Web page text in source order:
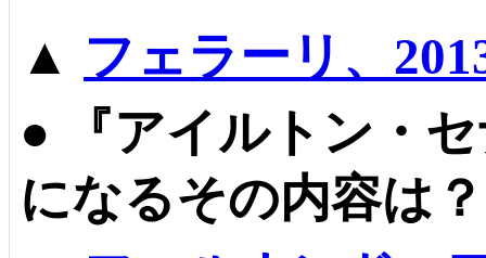
▲ フェラーリ、
●
『アイルトン・
になるその内容は？